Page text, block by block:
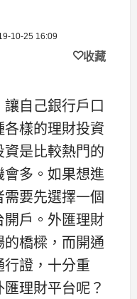
10-25 16:09
收藏
自己銀行戶口
樣的理財投資
是比較熱門的
多。如果想進
要先選擇一個
戶。外匯理財
橋樑，而開通
證，十分重
理財平台呢？